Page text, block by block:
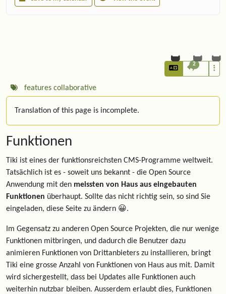
2
features collaborative
Translation of this page is incomplete.
Funktionen
Tiki ist eines der funktionsreichsten CMS-Programme weltweit.
Tatsächlich ist es - soweit uns bekannt - die Open Source
Anwendung mit den meissten von Haus aus eingebauten
Funktionen überhaupt. Sollte das nicht richtig sein, so sind Sie
eingeladen, diese Seite zu ändern 😀.
Im Gegensatz zu anderen Open Source Projekten, die nur wenige
Funktionen mitbringen, und dadurch die Benutzer dazu
animieren Funktionen von Drittanbieters zu installieren, bringt
Tiki eine grosse Anzahl von Funktionen von Haus aus mit. Damit
wird sichergestellt, dass bei Updates alle Funktionen auch
weiterhin nutzbar bleiben. Ausserdem erlaubt dies, Funktionen